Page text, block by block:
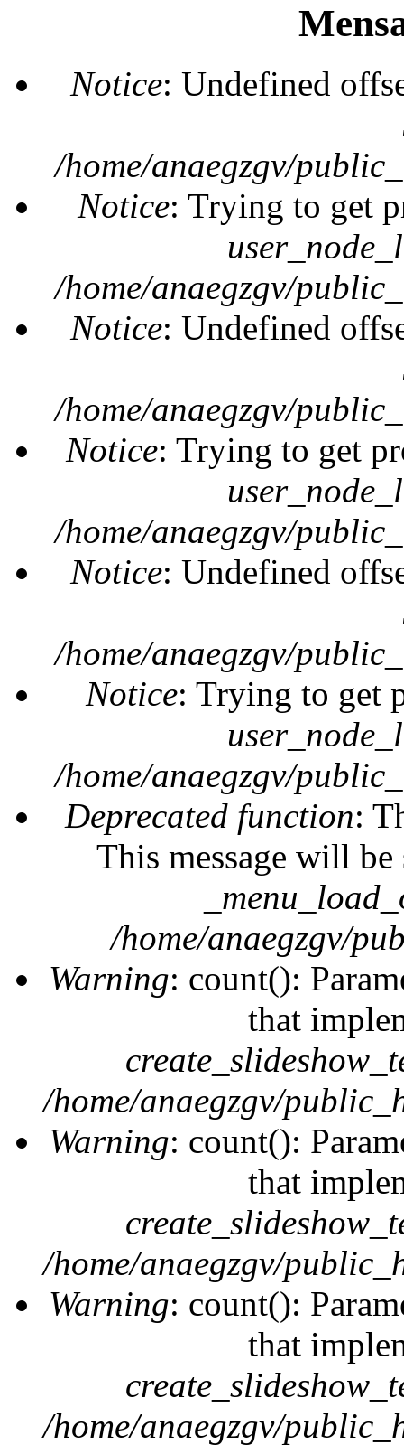
Notice: Undefined
/home/anaegzgv/
Notice: Trying to get
/home/anaegzgv/
Notice: Undefined
/home/anaegzgv/
Notice: Trying to get
/home/anaegzgv/
Notice: Undefined
/home/anaegzgv/
Notice: Trying to get
/home/anaegzgv/
Deprecated function:
This message will
/home/anaegzgv/
Warning: count():
that
/home/anaegzgv/
Warning: count():
that
/home/anaegzgv/
Warning: count():
that
/home/anaegzgv/